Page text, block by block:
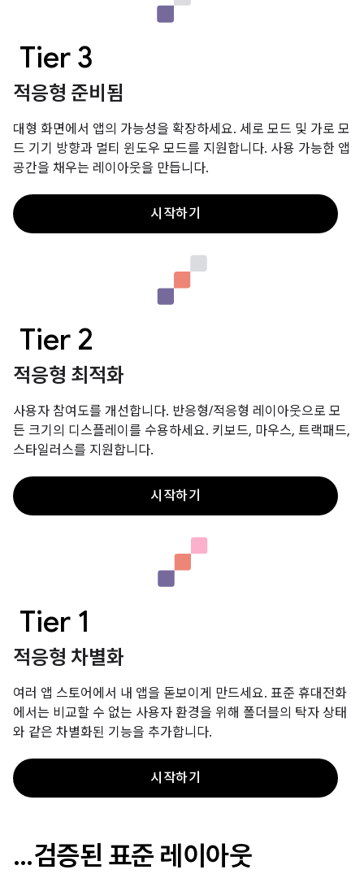
Tier 3
적응형 준비됨
대형 화면에서 앱의 가능성을 확장하세요. 세로 모드 및 가로 모
드 기기 방향과 멀티 윈도우 모드를 지원합니다. 사용 가능한 앱
공간을 채우는 레이아웃을 만듭니다.
시작하기
Tier 2
적응형 최적화
사용자 참여도를 개선합니다. 반응형/적응형 레이아웃으로 모
든 크기의 디스플레이를 수용하세요. 키보드, 마우스, 트랙패드,
스타일러스를 지원합니다.
시작하기
Tier 1
적응형 차별화
여러 앱 스토어에서 내 앱을 돋보이게 만드세요. 표준 휴대전화
에서는 비교할 수 없는 사용자 환경을 위해 폴더블의 탁자 상태
와 같은 차별화된 기능을 추가합니다.
시작하기
…검증된 표준 레이아웃